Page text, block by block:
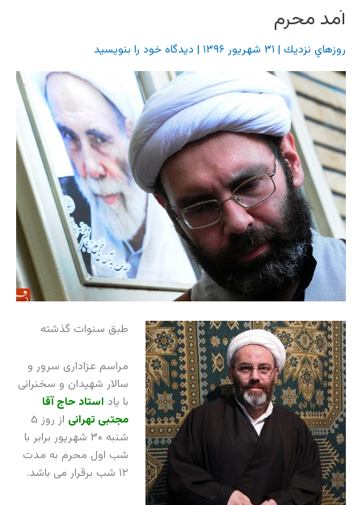
آمد محرم
روزهاي نزديك | ۳۱ شهریور ۱۳۹۶ | دیدگاه‌ خود را بنویسید
طبق سنوات گذشته
مراسم عزاداری سرور و
سالار شهیدان و سخنرانی
با یاد استاد حاج آقا
مجتبی تهرانی
از روز ۵
شنبه ۳۰ شهریور برابر با
شب اول محرم به مدت
۱۲ شب برقرار می باشد.